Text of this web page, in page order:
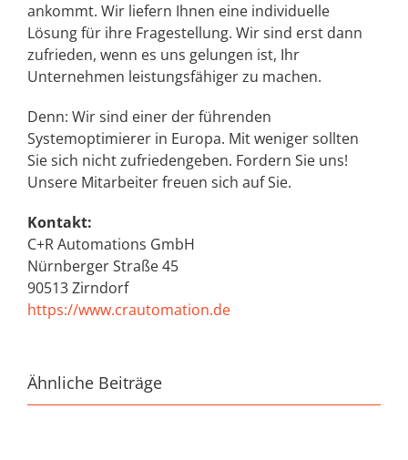
ankommt. Wir liefern Ihnen eine individuelle
Lösung für ihre Fragestellung. Wir sind erst dann
zufrieden, wenn es uns gelungen ist, Ihr
Unternehmen leistungsfähiger zu machen.
Denn: Wir sind einer der führenden
Systemoptimierer in Europa. Mit weniger sollten
Sie sich nicht zufriedengeben. Fordern Sie uns!
Unsere Mitarbeiter freuen sich auf Sie.
Kontakt:
C+R Automations GmbH
Nürnberger Straße 45
90513 Zirndorf
https://www.crautomation.de
Ähnliche Beiträge